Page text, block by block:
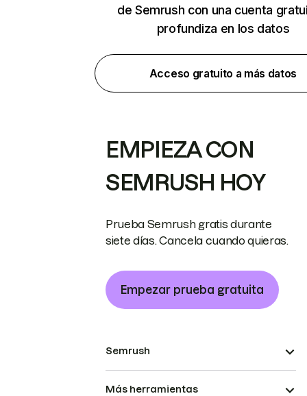
de Semrush con una cuenta
profundiza en los datos
Acceso gratuito a más datos
EMPIEZA CON
SEMRUSH HOY
Prueba Semrush gratis durante
siete días. Cancela cuando quieras.
Empezar prueba gratuita
Semrush
Más herramientas